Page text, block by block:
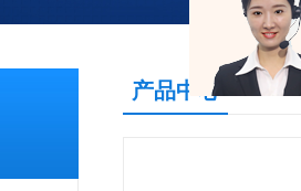
产品中心